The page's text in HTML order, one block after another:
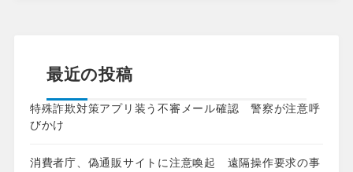
最近の投稿
特殊詐欺対策アプリ装う不審メール確認 警察が注意呼
びかけ
消費者庁、偽通販サイトに注意喚起 遠隔操作要求の事